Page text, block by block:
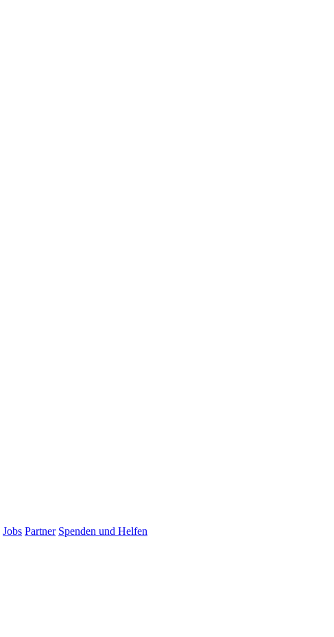
Jobs Partner Spenden und Helfen